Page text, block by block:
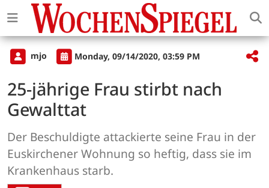
mjo Monday, 09/14/2020, 03:59 PM
25-jährige Frau stirbt nach
Gewalttat
Der Beschuldigte attackierte seine Frau in der
Euskirchener Wohnung so heftig, dass sie im
Krankenhaus starb.